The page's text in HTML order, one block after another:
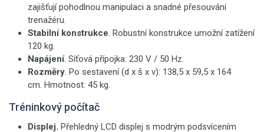
zajišťují pohodlnou manipulaci a snadné přesouvání
trenažéru.
Stabilní konstrukce. Robustní konstrukce umožní zatížení
120 kg.
Napájení. Síťová přípojka: 230 V / 50 Hz.
Rozměry. Po sestavení (d x š x v): 138,5 x 59,5 x 164
cm. Hmotnost: 45 kg.
Tréninkový počítač
Displej. Přehledný LCD displej s modrým podsvícením